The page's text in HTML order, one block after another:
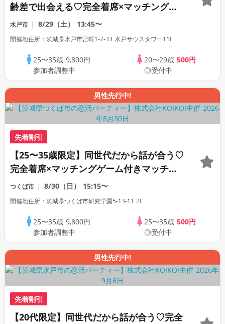
齢差で出会える♡完全着席×マッチングゲ
ーム付きマッチングコン
水戸市 8/29（土） 13:45〜
開催地住所：茨城県水戸市宮町1-7-33 水戸サウスタワー11F
25〜35歳 9,800円
参加者調整中
20〜29歳 500円
◎受付中
男性先行中!
先着割引
【25〜35歳限定】同世代だから話が合う♡
完全着席×マッチングゲーム付きマッチン
グコン
つくば市 8/30（日） 15:15〜
開催地住所：茨城県つくば市研究学園5-13-11 2F
25〜35歳 9,800円
参加者調整中
25〜35歳 500円
◎受付中
男性先行中!
先着割引
【20代限定】同世代だから話が合う♡完全